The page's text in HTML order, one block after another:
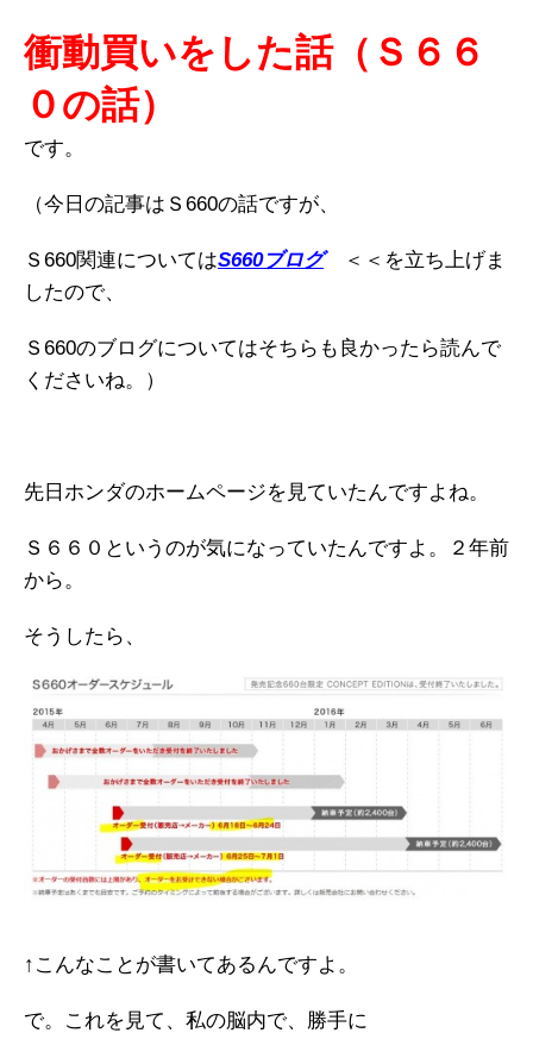
衝動買いをした話（Ｓ６６
０の話）
です。
（今日の記事はＳ660の話ですが、
Ｓ660関連についてはS660ブログ＜＜を立ち上げま
したので、
Ｓ660のブログについてはそちらも良かったら読んで
くださいね。）
先日ホンダのホームページを見ていたんですよね。
Ｓ６６０というのが気になっていたんですよ。２年前
から。
そうしたら、
↑こんなことが書いてあるんですよ。
で。これを見て、私の脳内で、勝手に